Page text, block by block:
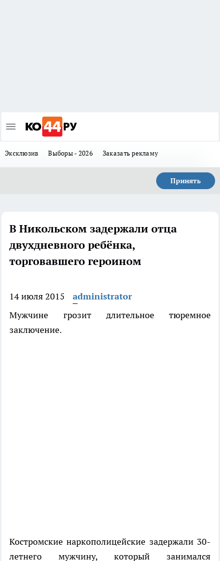
Эксклюзив Выборы - 2026 Заказать рекламу
Принять
В Никольском задержали отца
двухдневного ребёнка,
торговавшего героином
14 июля 2015
administrator
Мужчине грозит длительное тюремное
заключение.
Костромские наркополицейские задержали 30-
летнего мужчину, который занимался